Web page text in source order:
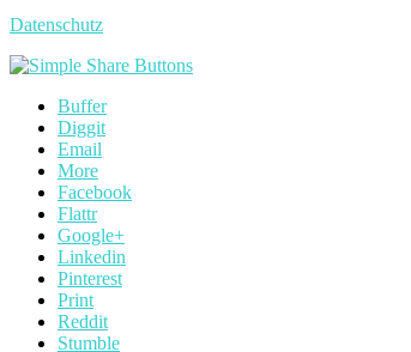
Datenschutz
Buffer
Diggit
Email
More
Facebook
Flattr
Google+
Linkedin
Pinterest
Print
Reddit
Stumble